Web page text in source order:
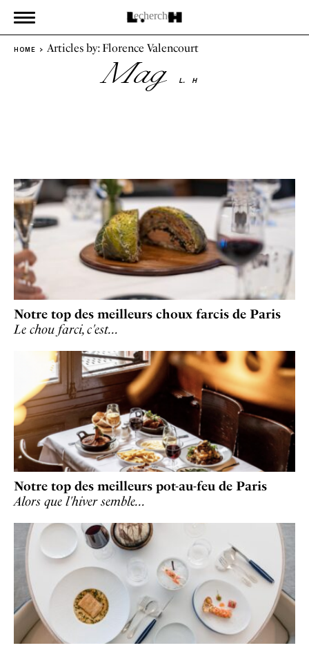
HOME Articles by: Florence Valencourt
Mag L. H
Notre top des meilleurs choux farcis de Paris
Le chou farci, c'est…
Notre top des meilleurs pot-au-feu de Paris
Alors que l'hiver semble…